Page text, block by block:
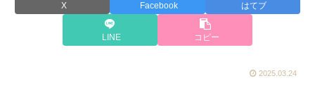
X Facebook はてブ
LINE コピー
2025.03.24